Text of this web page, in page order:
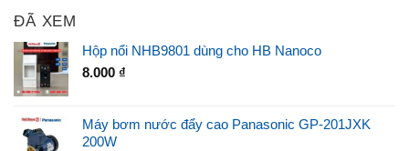
ĐÃ XEM
Hộp nổi NHB9801 dùng cho HB Nanoco
8.000 ₫
Máy bơm nước đẩy cao Panasonic GP-201JXK
200W